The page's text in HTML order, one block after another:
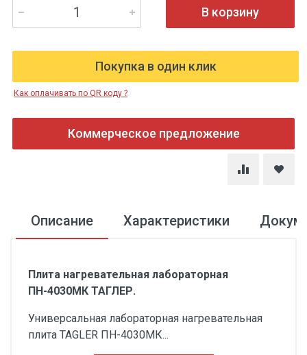
В корзину
Покупка в один клик
Как оплачивать по QR коду ?
Коммерческое предложение
Описание Характеристики
Плита нагревательная лабораторная
ПН-4030МК ТАГЛЕР.
Универсальная лабораторная нагревательная
плита TAGLER ПН-4030МК...